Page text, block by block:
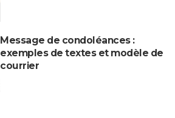
Message de condoléances :
exemples de textes et modèle de
courrier